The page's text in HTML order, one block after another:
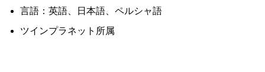
言語：英語、日本語、ペルシャ語
ツインプラネット所属